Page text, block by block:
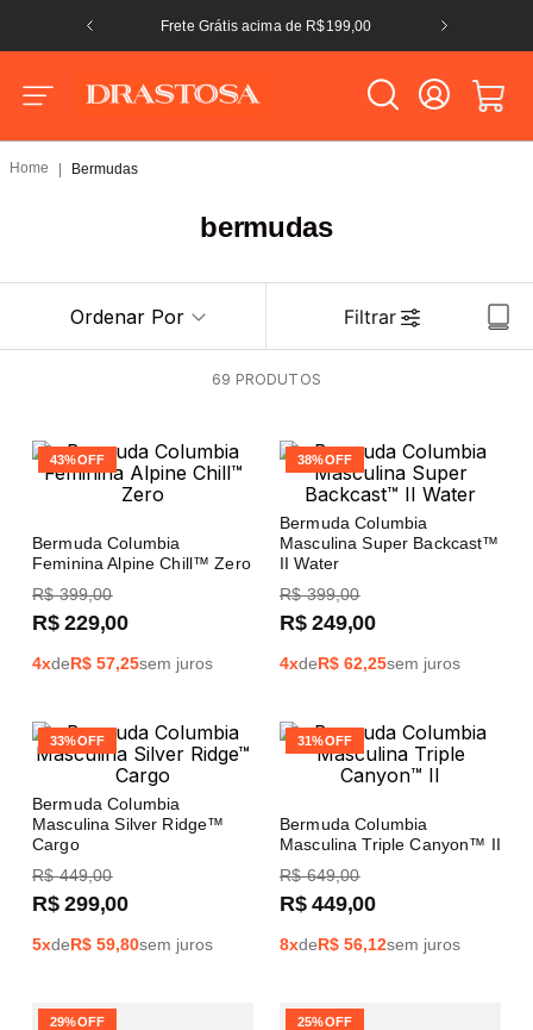
Frete Grátis acima de R$199,00
Bermudas
bermudas
Ordenar Por Filtrar
69 PRODUTOS
Bermuda Columbia
Feminina Alpine Chill™ Zero
43%OFF
R$ 399,00
R$ 229,00
4xdeR$ 57,25sem juros
Bermuda Columbia
Masculina Super Backcast™
II Water
38%OFF
R$ 399,00
R$ 249,00
4xdeR$ 62,25sem juros
Bermuda Columbia
Masculina Silver Ridge™
Cargo
33%OFF
R$ 449,00
R$ 299,00
5xdeR$ 59,80sem juros
Bermuda Columbia
Masculina Triple Canyon™ II
31%OFF
R$ 649,00
R$ 449,00
8xdeR$ 56,12sem juros
29%OFF 25%OFF